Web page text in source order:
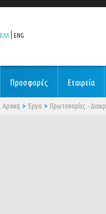
ΕΛΛ ENG
Προσφορές Εταιρεία
Αρχική Έργα Πρωτοπορίες -